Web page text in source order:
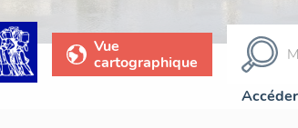
Vue
cartographique